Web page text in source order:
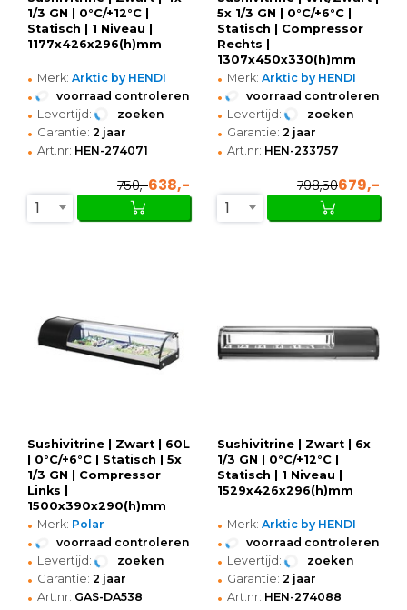
1/3 GN | 0°C/+12°C |
Statisch | 1 Niveau |
1177x426x296(h)mm
• Merk: Arktic by HENDI
• voorraad controleren
• Levertijd: zoeken
• Garantie: 2 jaar
• Art.nr: HEN-274071
750,-638,-
1
5x 1/3 GN | 0°C/+6°C |
Statisch | Compressor
Rechts |
1307x450x330(h)mm
• Merk: Arktic by HENDI
• voorraad controleren
• Levertijd: zoeken
• Garantie: 2 jaar
• Art.nr: HEN-233757
798,50679,-
1
Sushivitrine | Zwart | 60L
| 0°C/+6°C | Statisch | 5x
1/3 GN | Compressor
Links |
1500x390x290(h)mm
• Merk: Polar
• voorraad controleren
• Levertijd: zoeken
• Garantie: 2 jaar
• Art.nr: GAS-DA538
Sushivitrine | Zwart | 6x
1/3 GN | 0°C/+12°C |
Statisch | 1 Niveau |
1529x426x296(h)mm
• Merk: Arktic by HENDI
• voorraad controleren
• Levertijd: zoeken
• Garantie: 2 jaar
• Art.nr: HEN-274088